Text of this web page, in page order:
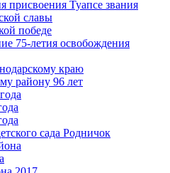
присвоения Туапсе звания
славы
победе
75-летия освобождения
краю
району 96 лет
сада Родничок